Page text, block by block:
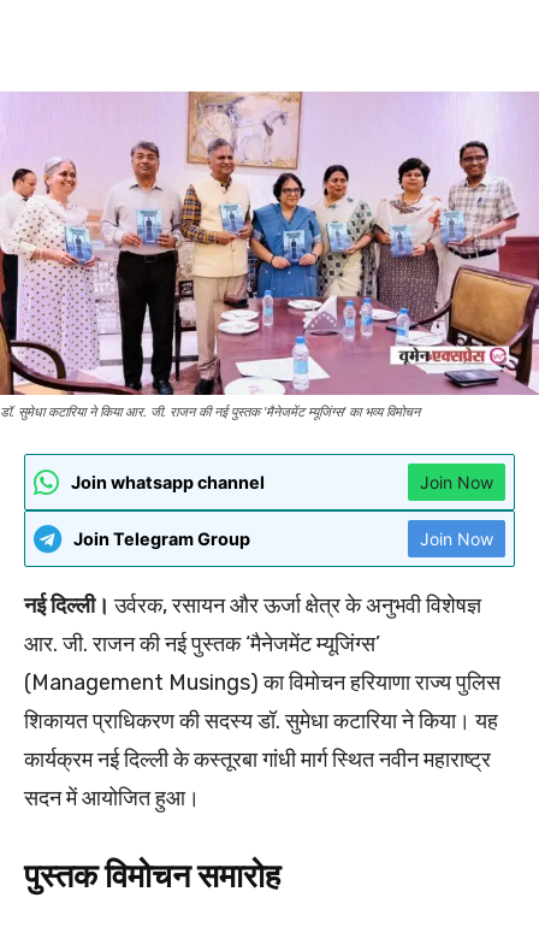
डॉ. सुमेधा कटारिया ने किया आर. जी. राजन की नई पुस्तक 'मैनेजमेंट म्यूजिंग्स' का भव्य विमोचन
Join whatsapp channel Join Now
Join Telegram Group Join Now
नई दिल्ली। उर्वरक, रसायन और ऊर्जा क्षेत्र के अनुभवी विशेषज्ञ
आर. जी. राजन की नई पुस्तक ‘मैनेजमेंट म्यूजिंग्स’
(Management Musings) का विमोचन हरियाणा राज्य पुलिस
शिकायत प्राधिकरण की सदस्य डॉ. सुमेधा कटारिया ने किया। यह
कार्यक्रम नई दिल्ली के कस्तूरबा गांधी मार्ग स्थित नवीन महाराष्ट्र
सदन में आयोजित हुआ।
पुस्तक विमोचन समारोह